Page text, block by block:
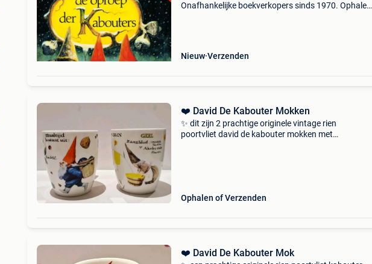
Onafhankelijke boekverkopers sinds 1970. Ophalen
Nieuw Verzenden
❤️ David De Kabouter Mokken
✨️ dit zijn 2 prachtige originele vintage rien
poortvliet david de kabouter mokken met
Ophalen of Verzenden
❤️ David De Kabouter Mok